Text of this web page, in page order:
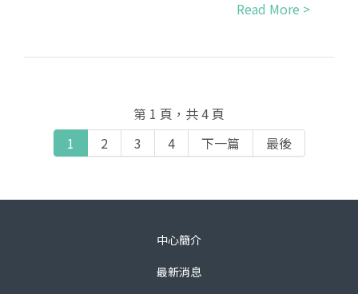
Read More >
第 1 頁，共 4 頁
1
2 3 4 下一篇 最後
中心簡介
最新消息